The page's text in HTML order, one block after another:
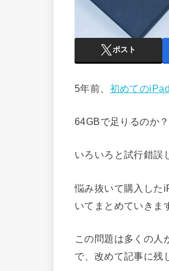
ポスト
5年前、 初めての
64GBで足りるのか
いろいろと試行錯誤
悩み抜いて購入した
いてまとめていきま
この問題は多くの人
で、改めて記事に残